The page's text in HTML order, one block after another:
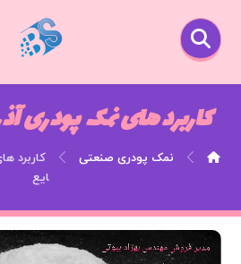
کاربرد های نمک پودری
نمک پودری صنعتی
کاربرد
ایع